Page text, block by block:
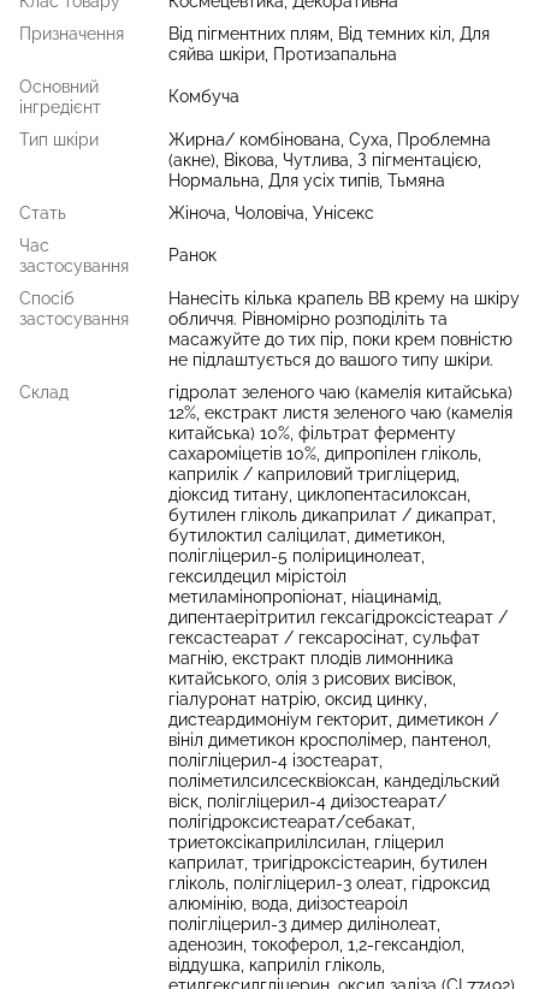
Призначення
Від пігментних плям, Від темних кіл, Для
сяйва шкіри, Протизапальна
Основний
інгредієнт
Комбуча
Тип шкіри
Жирна/ комбінована, Суха, Проблемна
(акне), Вікова, Чутлива, З пігментацією,
Нормальна, Для усіх типів, Тьмяна
Стать
Жіноча, Чоловіча, Унісекс
Час
застосування
Ранок
Спосіб
застосування
Нанесіть кілька крапель BB крему на шкіру
обличчя. Рівномірно розподіліть та
масажуйте до тих пір, поки крем повністю
не підлаштується до вашого типу шкіри.
Склад
гідролат зеленого чаю (камелія китайська)
12%, екстракт листя зеленого чаю (камелія
китайська) 10%, фільтрат ферменту
сахароміцетів 10%, дипропілен гліколь,
каприлік / каприловий тригліцерид,
діоксид титану, циклопентасилоксан,
бутилен гліколь дикаприлат / дикапрат,
бутилоктил саліцилат, диметикон,
полігліцерил-5 полірицинолеат,
гексилдецил мірістоіл
метиламінопропіонат, ніацинамід,
дипентаерітритил гексагідроксістеарат /
гексастеарат / гексаросінат, сульфат
магнію, екстракт плодів лимонника
китайського, олія з рисових висівок,
гіалуронат натрію, оксид цинку,
дистеардимоніум гекторит, диметикон /
вініл диметикон кросполімер, пантенол,
полігліцерил-4 ізостеарат,
поліметилсилсесквіоксан, кандедільский
віск, полігліцерил-4 диізостеарат/
полігідроксистеарат/себакат,
триетоксікаприлілсилан, гліцерил
каприлат, тригідроксістеарин, бутилен
гліколь, полігліцерил-3 олеат, гідроксид
алюмінію, вода, диізостеароіл
полігліцерил-3 димер дилінолеат,
аденозин, токоферол, 1,2-гександіол,
віддушка, каприліл гліколь,